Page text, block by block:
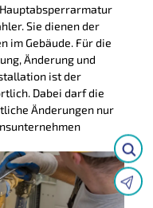
Sie dienen der
im Gebäude. Für die
Änderung und
ist der
Dabei darf die
Änderungen nur